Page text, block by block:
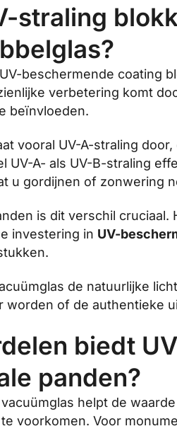
straling
beschermende coating
verbetering komt
beïnvloeden.
vooral UV-A-straling
UV-A- als UV-B-straling
u gordijnen of zonwering
is dit verschil
investering in UV-
de natuurlijke
worden of de authentieke
biedt
panden?
helpt de
voorkomen. Voor